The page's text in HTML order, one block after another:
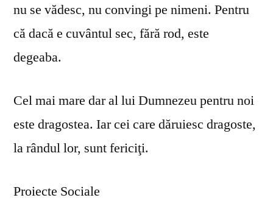
nu se vă­desc, nu convingi pe nimeni. Pentru
că dacă e cuvântul sec, fără rod, este
degeaba.
Cel mai mare dar al lui Dumnezeu pentru noi
este dragostea. Iar cei care dăruiesc dragoste,
la rândul lor, sunt fericiţi.
Proiecte Sociale